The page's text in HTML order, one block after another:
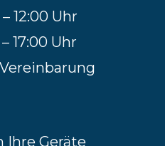
12:00 Uhr
17:00 Uhr
Ihre Geräte